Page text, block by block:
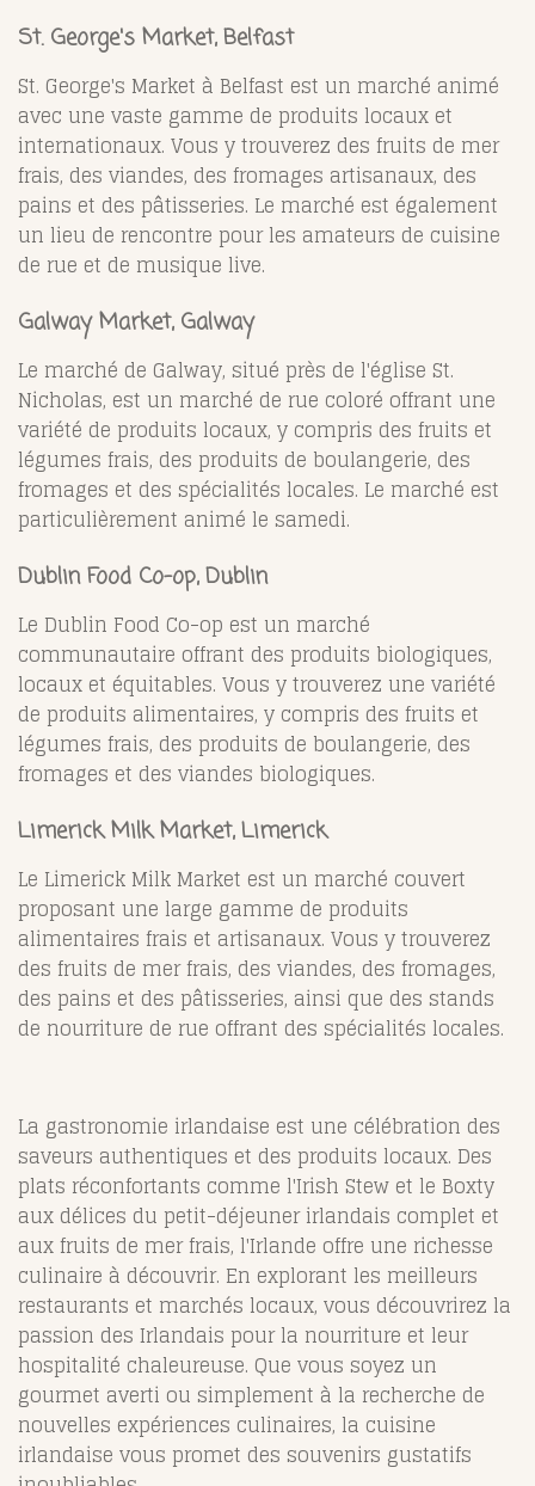
St. George's Market, Belfast
St. George's Market à Belfast est un marché animé
avec une vaste gamme de produits locaux et
internationaux. Vous y trouverez des fruits de mer
frais, des viandes, des fromages artisanaux, des
pains et des pâtisseries. Le marché est également
un lieu de rencontre pour les amateurs de cuisine
de rue et de musique live.
Galway Market, Galway
Le marché de Galway, situé près de l'église St.
Nicholas, est un marché de rue coloré offrant une
variété de produits locaux, y compris des fruits et
légumes frais, des produits de boulangerie, des
fromages et des spécialités locales. Le marché est
particulièrement animé le samedi.
Dublin Food Co-op, Dublin
Le Dublin Food Co-op est un marché
communautaire offrant des produits biologiques,
locaux et équitables. Vous y trouverez une variété
de produits alimentaires, y compris des fruits et
légumes frais, des produits de boulangerie, des
fromages et des viandes biologiques.
Limerick Milk Market, Limerick
Le Limerick Milk Market est un marché couvert
proposant une large gamme de produits
alimentaires frais et artisanaux. Vous y trouverez
des fruits de mer frais, des viandes, des fromages,
des pains et des pâtisseries, ainsi que des stands
de nourriture de rue offrant des spécialités locales.
La gastronomie irlandaise est une célébration des
saveurs authentiques et des produits locaux. Des
plats réconfortants comme l'Irish Stew et le Boxty
aux délices du petit-déjeuner irlandais complet et
aux fruits de mer frais, l'Irlande offre une richesse
culinaire à découvrir. En explorant les meilleurs
restaurants et marchés locaux, vous découvrirez la
passion des Irlandais pour la nourriture et leur
hospitalité chaleureuse. Que vous soyez un
gourmet averti ou simplement à la recherche de
nouvelles expériences culinaires, la cuisine
irlandaise vous promet des souvenirs gustatifs